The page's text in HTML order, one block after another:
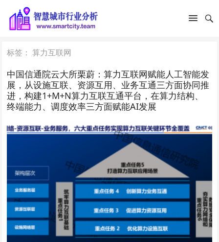
标签：算力互联网
中国信通院云大所栗蔚：算力互联网赋能人工智能发
展，从设施互联、资源互用、业务互通三方面协同推
进，构建1+M+N算力互联互通平台，在算力结构、
终端能力、调度效率三方面赋能AI发展